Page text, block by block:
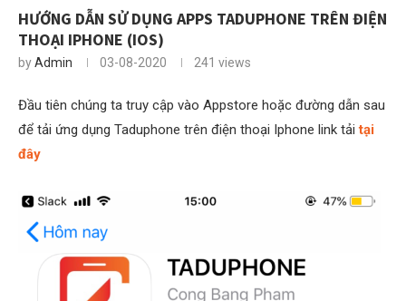
HƯỚNG DẪN SỬ DỤNG APPS TADUPHONE TRÊN ĐIỆN
THOẠI IPHONE (IOS)
byAdmin 03-08-2020 241 views
Đầu tiên chúng ta truy cập vào Appstore hoặc đường dẫn sau
để tải ứng dụng Taduphone trên điện thoại Iphone link tảitại
đây